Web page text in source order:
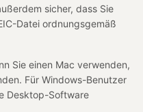
sicher, dass Sie
Datei ordnungsgemäß
Sie einen Mac verwenden,
Für Windows-Benutzer
Desktop-Software